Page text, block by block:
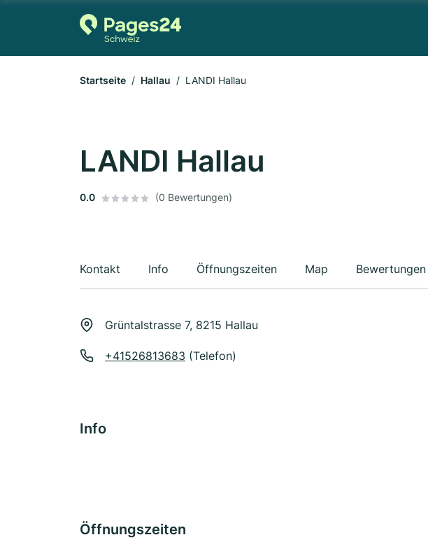
Startseite Hallau LANDI Hallau
LANDI Hallau
0.0 (0 Bewertungen)
Kontakt Info Öffnungszeiten Map Bewertungen
Grüntalstrasse 7, 8215 Hallau
+41526813683 (Telefon)
Info
Öffnungszeiten